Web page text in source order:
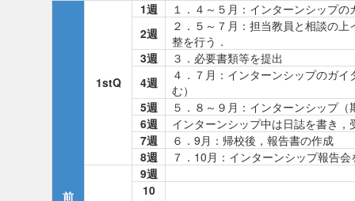
前
1stQ
1週
１．４～５月：インターンシップ
2週
２．５～７月：担当教員と相談の
整を行う．
3週
３．必要書類等を提出
4週
４．７月：インターンシップのガ
む）
5週
５．８～９月：インターンシップ
6週
インターンシップ中は日誌を書き
7週
６．9月：帰校後，報告書の作成
8週
７．10月：インターンシップ報告
9週
10